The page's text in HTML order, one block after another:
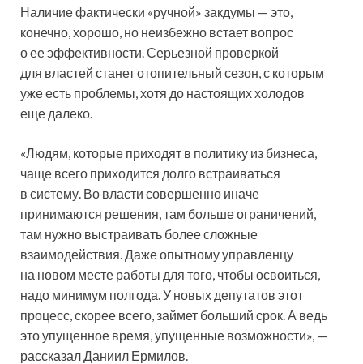
Наличие фактически «ручной» закдумы — это,
конечно, хорошо, но неизбежно встает вопрос
о ее эффективности. Серьезной проверкой
для властей станет отопительный сезон, с которым
уже есть проблемы, хотя до настоящих холодов
еще далеко.
«Людям, которые приходят в политику из бизнеса,
чаще всего приходится долго встраиваться
в систему. Во власти совершенно иначе
принимаются решения, там больше ограничений,
там нужно выстраивать более сложные
взаимодействия. Даже опытному управленцу
на новом месте работы для того, чтобы освоиться,
надо минимум полгода. У новых депутатов этот
процесс, скорее всего, займет больший срок. А ведь
это упущенное время, упущенные возможности», —
рассказал Даниил Ермилов.